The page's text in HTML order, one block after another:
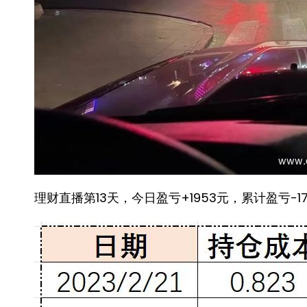
理财直播第13天，今日盈亏+1953元，累计盈亏-